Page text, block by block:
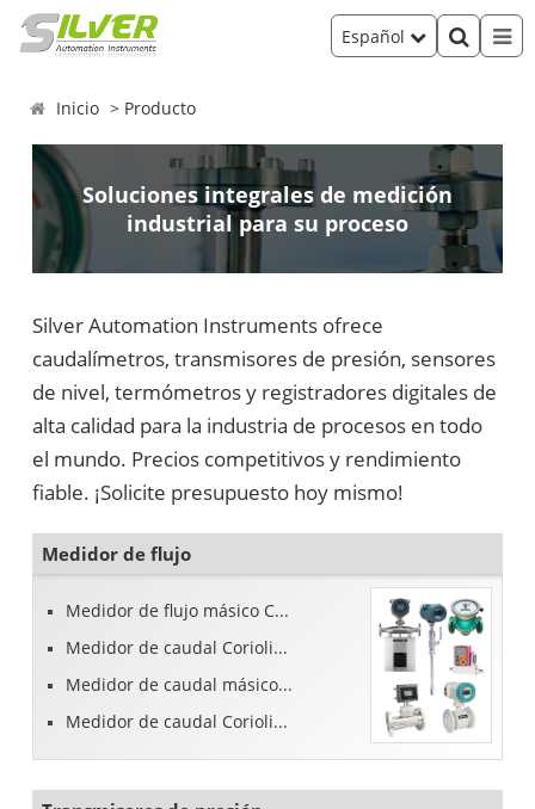
Español
Inicio Producto
Soluciones integrales de medición
industrial para su proceso
Silver Automation Instruments ofrece
caudalímetros, transmisores de presión, sensores
de nivel, termómetros y registradores digitales de
alta calidad para la industria de procesos en todo
el mundo. Precios competitivos y rendimiento
fiable. ¡Solicite presupuesto hoy mismo!
Medidor de flujo
Medidor de flujo másico C...
Medidor de caudal Corioli...
Medidor de caudal másico...
Medidor de caudal Corioli...